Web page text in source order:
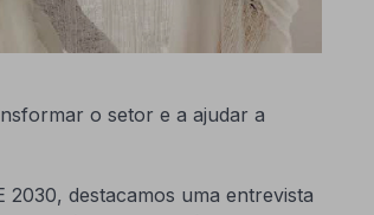
o setor e a ajudar a
2030, destacamos uma entrevista